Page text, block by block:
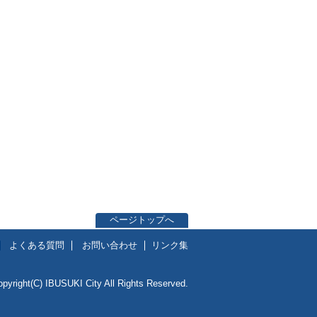
ページトップへ
よくある質問 お問い合わせ リンク集
IBUSUKI City All Rights Reserved.